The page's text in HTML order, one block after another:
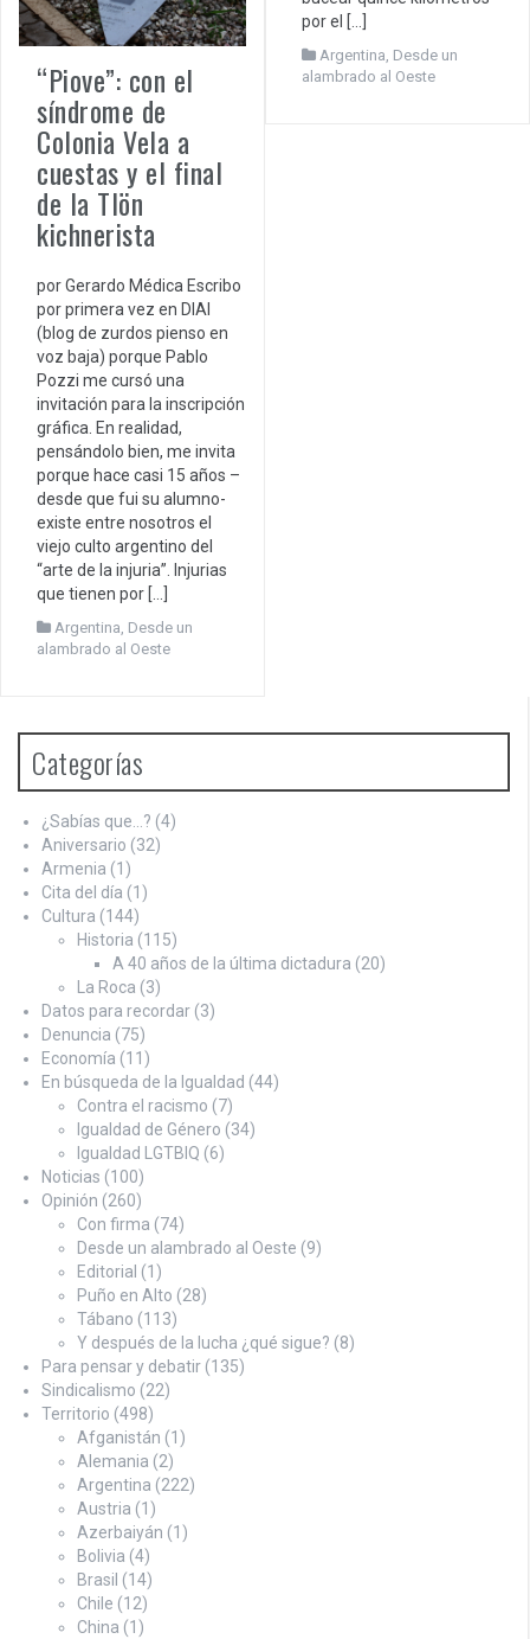
por el […]
Argentina Desde un
alambrado al Oeste
“Piove”: con el
síndrome de
Colonia Vela a
cuestas y el final
de la Tlön
kichnerista
por Gerardo Médica Escribo
por primera vez en DIAI
(blog de zurdos pienso en
voz baja) porque Pablo
Pozzi me cursó una
invitación para la inscripción
gráfica. En realidad,
pensándolo bien, me invita
porque hace casi 15 años –
desde que fui su alumno-
existe entre nosotros el
viejo culto argentino del
“arte de la injuria”. Injurias
que tienen por […]
Argentina, Desde un
alambrado al Oeste
Categorías
¿Sabías que…? (4)
Aniversario (32)
Armenia (1)
Cita del día (1)
Cultura (144)
Historia (115)
A 40 años de la última dictadura (20)
La Roca (3)
Datos para recordar (3)
Denuncia (75)
Economía (11)
En búsqueda de la Igualdad (44)
Contra el racismo (7)
Igualdad de Género (34)
Igualdad LGTBIQ (6)
Noticias (100)
Opinión (260)
Con firma (74)
Desde un alambrado al Oeste (9)
Editorial (1)
Puño en Alto (28)
Tábano (113)
Y después de la lucha ¿qué sigue? (8)
Para pensar y debatir (135)
Sindicalismo (22)
Territorio (498)
Afganistán (1)
Alemania (2)
Argentina (222)
Austria (1)
Azerbaiyán (1)
Bolivia (4)
Brasil (14)
Chile (12)
China (1)